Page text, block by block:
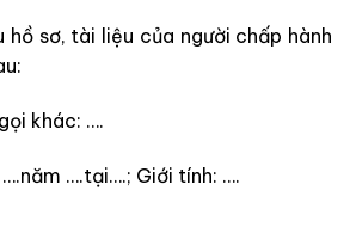
hồ sơ, tài liệu của người chấp hành
khác: ….
….tại….; Giới tính: ….